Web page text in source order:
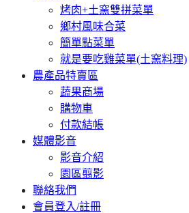
烤肉+土窯雙拼菜單
鄉村風味合菜
簡單點菜單
就是要吃雞菜單(土窯料理)
農產品特賣區
蔬果商場
購物車
付款結帳
媒體影音
影音介紹
園區翦影
聯絡我們
會員登入/註冊